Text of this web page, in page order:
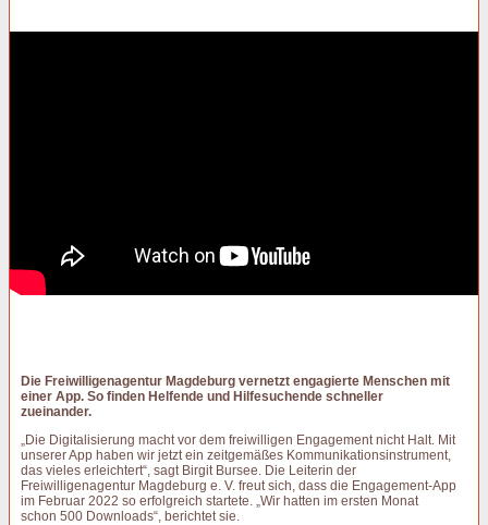
Die Freiwilligenagentur Magdeburg vernetzt engagierte Menschen mit
einer App. So finden Helfende und Hilfesuchende schneller
zueinander.
„Die Digitalisierung macht vor dem freiwilligen Engagement nicht Halt. Mit
unserer App haben wir jetzt ein zeitgemäßes Kommunikationsinstrument,
das vieles erleichtert“, sagt Birgit Bursee. Die Leiterin der
Freiwilligenagentur Magdeburg e. V. freut sich, dass die Engagement-App
im Februar 2022 so erfolgreich startete. „Wir hatten im ersten Monat
schon 500 Downloads“, berichtet sie.